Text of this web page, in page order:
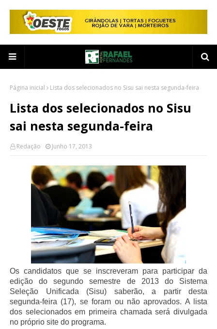
Página inicial Lista dos selecionados no Sisu sai nesta segunda-feira
Lista dos selecionados no Sisu
sai nesta segunda-feira
Redação Junho 17, 2013
Os candidatos que se inscreveram para participar da
edição do segundo semestre de 2013 do Sistema
Seleção Unificada (Sisu) saberão, a partir desta
segunda-feira (17), se foram ou não aprovados. A lista
dos selecionados em primeira chamada será divulgada
no próprio site do programa.